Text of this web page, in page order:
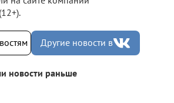
(12+).
Другие новости в
новости раньше